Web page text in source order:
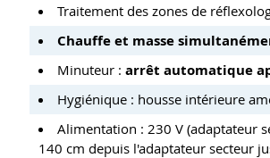
Traitement des zones de
Chauffe et masse
Minuteur : arrêt automatique
Hygiénique : housse intérieure
Alimentation : 230 V (adaptateur
140 cm depuis l'adaptateur secteur